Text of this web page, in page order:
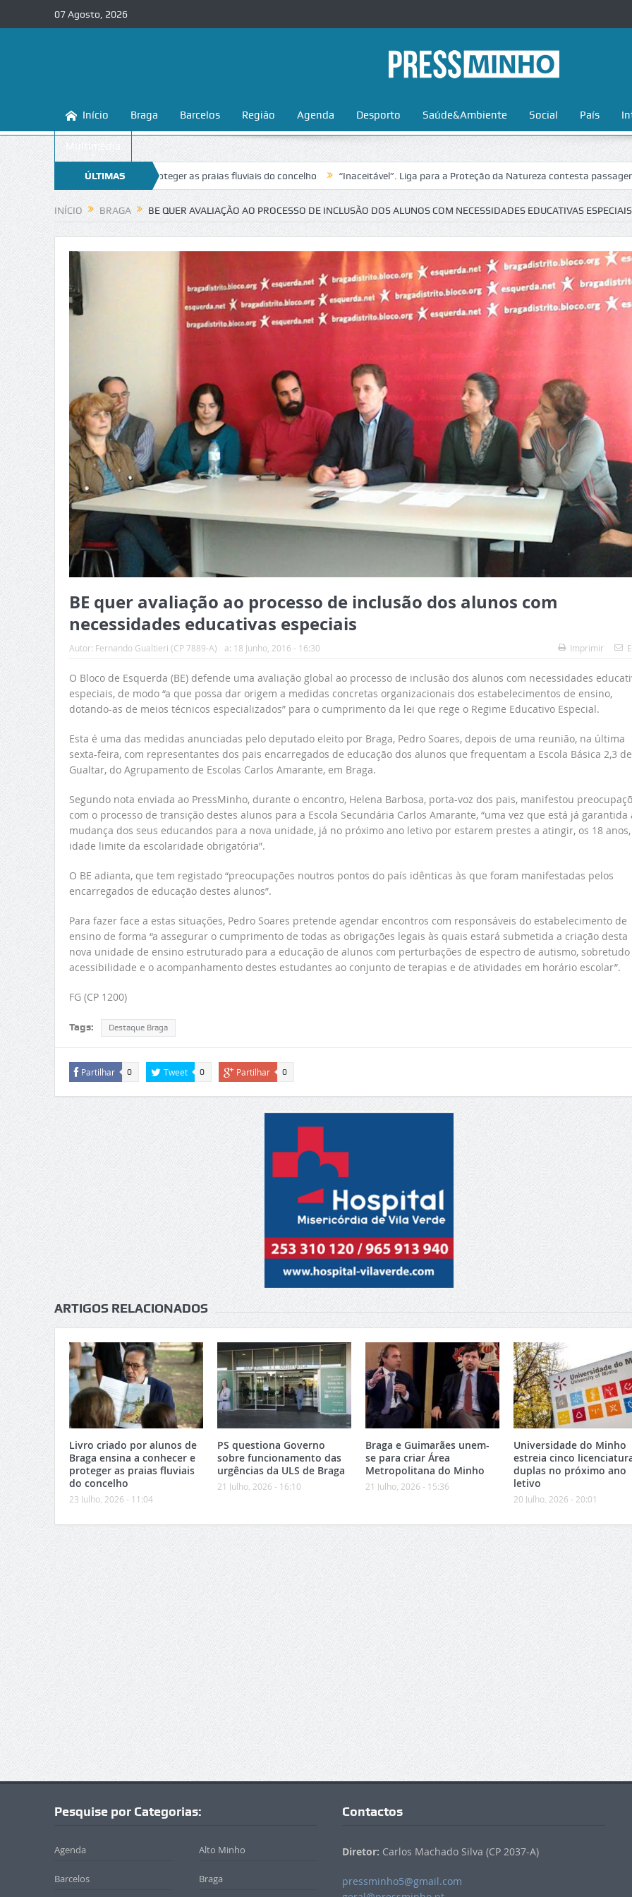
07 Agosto, 2026
Início Braga Barcelos Região Agenda Desporto Saúde&Ambiente Social País
Multimédia
ÚLTIMAS
NOTÍCIAS
ensina a conhecer e proteger as praias fluviais do concelho “Inaceitável”. Liga para a Proteção da Natureza contesta passagem da Volta
INÍCIO BRAGA BE QUER AVALIAÇÃO AO PROCESSO DE INCLUSÃO DOS ALUNOS COM NECESSIDADES EDUCATIVAS ESPECIAIS
BE quer avaliação ao processo de inclusão dos alunos com
necessidades educativas especiais
Autor: Fernando Gualtieri (CP 7889-A) a: 18 Junho, 2016 - 16:30 Imprimir
O Bloco de Esquerda (BE) defende uma avaliação global ao processo de inclusão dos alunos com necessidades
especiais, de modo “a que possa dar origem a medidas concretas organizacionais dos estabelecimentos de ensino,
dotando-as de meios técnicos especializados” para o cumprimento da lei que rege o Regime Educativo Especial.
Esta é uma das medidas anunciadas pelo deputado eleito por Braga, Pedro Soares, depois de uma reunião, na última
sexta-feira, com representantes dos pais encarregados de educação dos alunos que frequentam a Escola Básica 2,3 de
Gualtar, do Agrupamento de Escolas Carlos Amarante, em Braga.
Segundo nota enviada ao PressMinho, durante o encontro, Helena Barbosa, porta-voz dos pais, manifestou
com o processo de transição destes alunos para a Escola Secundária Carlos Amarante, “uma vez que está já garantida
mudança dos seus educandos para a nova unidade, já no próximo ano letivo por estarem prestes a atingir, os 18 anos,
idade limite da escolaridade obrigatória”.
O BE adianta, que tem registado “preocupações noutros pontos do país idênticas às que foram manifestadas pelos
encarregados de educação destes alunos”.
Para fazer face a estas situações, Pedro Soares pretende agendar encontros com responsáveis do estabelecimento de
ensino de forma “a assegurar o cumprimento de todas as obrigações legais às quais estará submetida a criação desta
nova unidade de ensino estruturado para a educação de alunos com perturbações de espectro de autismo, sobretudo
acessibilidade e o acompanhamento destes estudantes ao conjunto de terapias e de atividades em horário escolar”.
FG (CP 1200)
Tags: Destaque Braga
Partilhar 0 Tweet 0 Partilhar 0
ARTIGOS RELACIONADOS
Livro criado por alunos de
Braga ensina a conhecer e
proteger as praias fluviais
do concelho
23 Julho, 2026 - 11:04
PS questiona Governo
sobre funcionamento das
urgências da ULS de Braga
21 Julho, 2026 - 16:10
Braga e Guimarães unem-
se para criar Área
Metropolitana do Minho
21 Julho, 2026 - 15:36
Universidade do Minho
estreia cinco
duplas no próximo ano
letivo
20 Julho, 2026 - 20:01
Pesquise por Categorias:
Agenda Alto Minho
Barcelos Braga
Contactos
Diretor: Carlos Machado Silva (CP 2037-A)
pressminho5@gmail.com